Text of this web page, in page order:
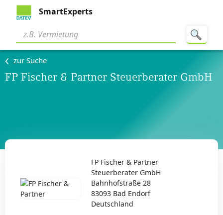
SmartExperts
zur Suche
FP Fischer & Partner Steuerberater GmbH
FP Fischer & Partner
Steuerberater GmbH
Bahnhofstraße 28
83093 Bad Endorf
Deutschland